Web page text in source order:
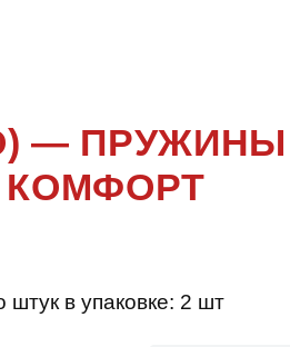
—
КОМФОРТ
штук в упаковке: 2 шт